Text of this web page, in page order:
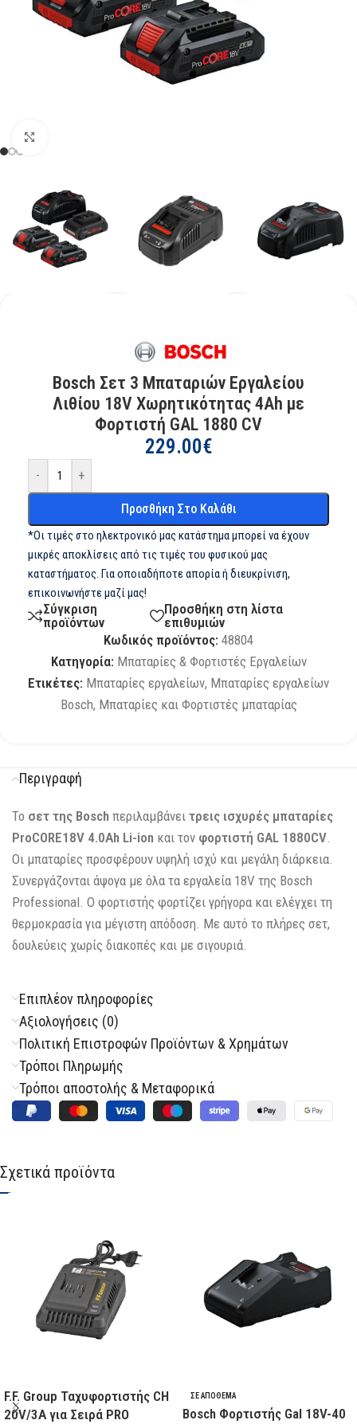
Bosch Σετ 3 Μπαταριών Εργαλείου
Λιθίου 18V Χωρητικότητας 4Ah με
Φορτιστή GAL 1880 CV
229.00€
- +
Προσθήκη Στο Καλάθι
*Οι τιμές στο ηλεκτρονικό μας κατάστημα μπορεί να έχουν
μικρές αποκλίσεις από τις τιμές του φυσικού μας
καταστήματος. Για οποιαδήποτε απορία ή διευκρίνιση,
επικοινωνήστε μαζί μας!
Σύγκριση
προϊόντων
Προσθήκη στη λίστα
επιθυμιών
Κωδικός προϊόντος: 48804
Κατηγορία: Μπαταρίες & Φορτιστές Εργαλείων
Ετικέτες: Μπαταρίες εργαλείων, Μπαταρίες εργαλείων
Bosch, Μπαταρίες και Φορτιστές μπαταρίας
Περιγραφή
Το σετ της Bosch περιλαμβάνει τρεις ισχυρές μπαταρίες
ProCORE18V 4.0Ah Li-ion και τον φορτιστή GAL 1880CV
Οι μπαταρίες προσφέρουν υψηλή ισχύ και μεγάλη διάρκεια.
Συνεργάζονται άψογα με όλα τα εργαλεία 18V της Bosch
Professional. Ο φορτιστής φορτίζει γρήγορα και ελέγχει τη
θερμοκρασία για μέγιστη απόδοση. Με αυτό το πλήρες σετ,
δουλεύεις χωρίς διακοπές και με σιγουριά.
Επιπλέον πληροφορίες
Αξιολογήσεις (0)
Πολιτική Επιστροφών Προϊόντων & Χρημάτων
Τρόποι Πληρωμής
Τρόποι αποστολής & Μεταφορικά
Σχετικά προϊόντα
F.F. Group Ταχυφορτιστής CH
20V/3A για Σειρά PRO
ΣΕ ΑΠΌΘΕΜΑ
Bosch Φορτιστής Gal 18V-40